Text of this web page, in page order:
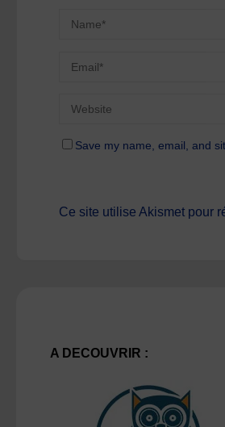
Save my name, email, and
Ce site utilise Akismet pour
A DECOUVRIR :